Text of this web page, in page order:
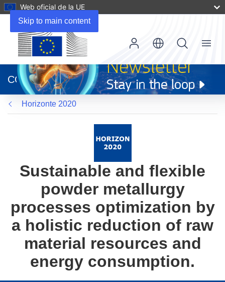
Skip to main content
Web oficial de la UE
abrirá
en
una
nueva
ventana)
CORDIS
Menu
Horizonte 2020
Sustainable and flexible
powder metallurgy
processes optimization by
a holistic reduction of raw
material resources and
energy consumption.